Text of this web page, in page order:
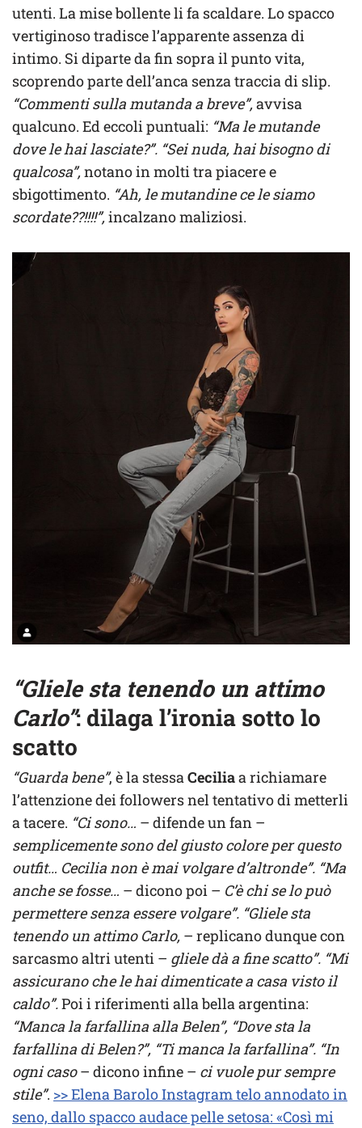
utenti. La mise bollente li fa scaldare. Lo spacco
vertiginoso tradisce l’apparente assenza di
intimo. Si diparte da fin sopra il punto vita,
scoprendo parte dell’anca senza traccia di slip.
“Commenti sulla mutanda a breve”,avvisa
qualcuno. Ed eccoli puntuali: “Ma le mutande
dove le hai lasciate?”. “Sei nuda, hai bisogno di
qualcosa”,notano in molti tra piacere e
sbigottimento. “Ah, le mutandine ce le siamo
scordate??!!!!”,incalzano maliziosi.
“Gliele sta tenendo un attimo
Carlo”: dilaga l’ironia sotto lo
scatto
“Guarda bene”, è la stessaCeciliaa richiamare
l’attenzione dei followers nel tentativo di metterli
a tacere. “Ci sono… – difende un fan –
semplicemente sono del giusto colore per questo
outfit… Cecilia non è mai volgare d’altronde”. “Ma
anche se fosse… – dicono poi – C’è chi se lo può
permettere senza essere volgare”. “Gliele sta
tenendo un attimo Carlo, – replicano dunque con
sarcasmo altri utenti – gliele dà a fine scatto”. “Mi
assicurano che le hai dimenticate a casa visto il
caldo”.Poi i riferimenti alla bella argentina:
“Manca la farfallina alla Belen”, “Dove sta la
farfallina di Belen?”, “Ti manca la farfallina”. “In
ogni caso– dicono infine – ci vuole pur sempre
stile”. >> Elena Barolo Instagram telo annodato in
seno, dallo spacco audace pelle setosa: «Così mi